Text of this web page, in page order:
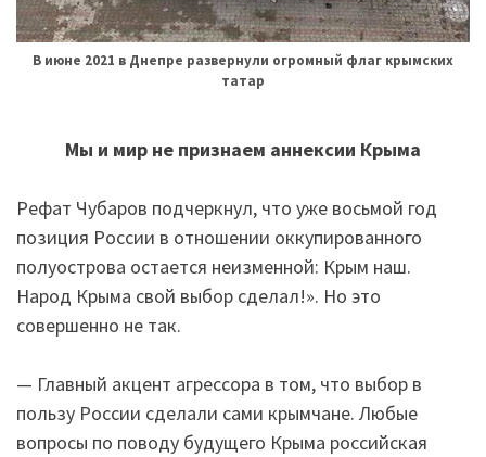
В июне 2021 в Днепре развернули огромный флаг крымских
татар
Мы и мир не признаем аннексии Крыма
Рефат Чубаров подчеркнул, что уже восьмой год
позиция России в отношении оккупированного
полуострова остается неизменной: Крым наш.
Народ Крыма свой выбор сделал!». Но это
совершенно не так.
— Главный акцент агрессора в том, что выбор в
пользу России сделали сами крымчане. Любые
вопросы по поводу будущего Крыма российская